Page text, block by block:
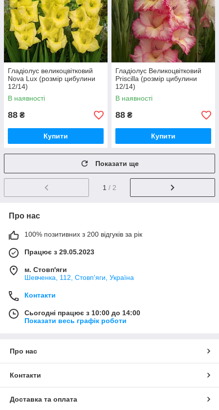
Гладіолус великоцвітковий
Nova Lux (розмір цибулини
12/14)
В наявності
88 ₴
Купити
Гладіолус Великоцвітковий
Priscilla (розмір цибулини
12/14)
В наявності
88 ₴
Купити
Показати ще
1 / 2
Про нас
100% позитивних з 200 відгуків за рік
Працює з 29.05.2023
м. Стовп'яги
Шевченка, 112, Стовп'яги, Україна
Контакти
Сьогодні працює з 10:00 до 14:00
Показати весь графік роботи
Про нас
Контакти
Доставка та оплата